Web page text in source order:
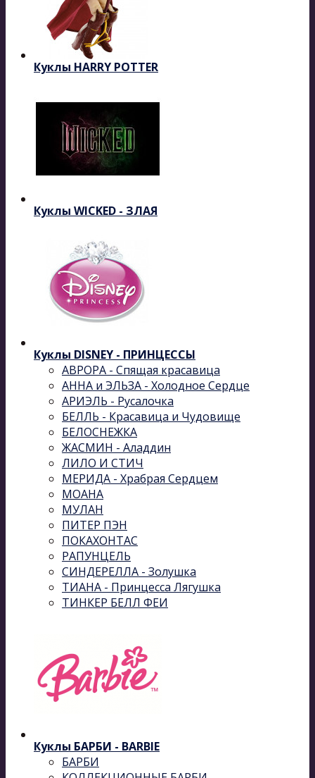
Куклы HARRY POTTER
Куклы WICKED - ЗЛАЯ
Куклы DISNEY - ПРИНЦЕССЫ
АВРОРА - Спящая красавица
АННА и ЭЛЬЗА - Холодное Сердце
АРИЭЛЬ - Русалочка
БЕЛЛЬ - Красавица и Чудовище
БЕЛОСНЕЖКА
ЖАСМИН - Аладдин
ЛИЛО И СТИЧ
МЕРИДА - Храбрая Сердцем
МОАНА
МУЛАН
ПИТЕР ПЭН
ПОКАХОНТАС
РАПУНЦЕЛЬ
СИНДЕРЕЛЛА - Золушка
ТИАНА - Принцесса Лягушка
ТИНКЕР БЕЛЛ ФЕИ
Куклы БАРБИ - BARBIE
БАРБИ